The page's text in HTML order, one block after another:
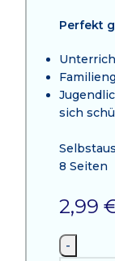
Perfekt
sich
8 Seiten
2,99